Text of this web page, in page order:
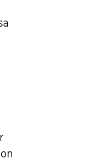
serpenti giganti